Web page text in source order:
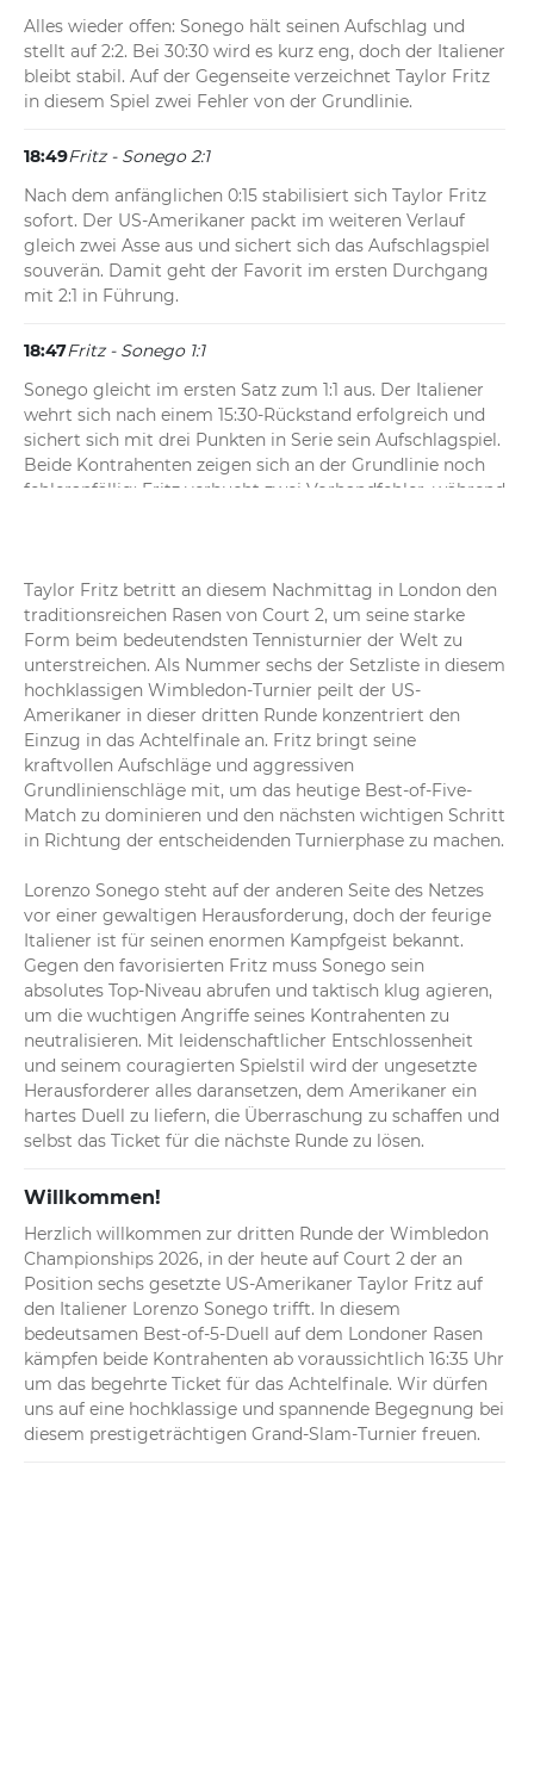
Alles wieder offen: Sonego hält seinen Aufschlag und
stellt auf 2:2. Bei 30:30 wird es kurz eng, doch der Italiener
bleibt stabil. Auf der Gegenseite verzeichnet Taylor Fritz
in diesem Spiel zwei Fehler von der Grundlinie.
18:49Fritz - Sonego 2:1
Nach dem anfänglichen 0:15 stabilisiert sich Taylor Fritz
sofort. Der US-Amerikaner packt im weiteren Verlauf
gleich zwei Asse aus und sichert sich das Aufschlagspiel
souverän. Damit geht der Favorit im ersten Durchgang
mit 2:1 in Führung.
18:47Fritz - Sonego 1:1
Sonego gleicht im ersten Satz zum 1:1 aus. Der Italiener
wehrt sich nach einem 15:30-Rückstand erfolgreich und
sichert sich mit drei Punkten in Serie sein Aufschlagspiel.
Beide Kontrahenten zeigen sich an der Grundlinie noch
fehleranfällig: Fritz verbucht zwei Vorhandfehler, während
18:43Fritz - Sonego 1:0
Erfolgreicher Auftakt für Taylor Fritz. Zwar schnappt sich
der Italiener den allerersten Ballwechsel, doch der an
Position sechs gesetzte US-Amerikaner antwortet
prompt mit vier Punkten in Folge. Darunter ist auch
direkt ein Ass, das ihm das Aufschlagspiel zum 1:0 sichert.
Taylor Fritz betritt an diesem Nachmittag in London den
traditionsreichen Rasen von Court 2, um seine starke
Form beim bedeutendsten Tennisturnier der Welt zu
unterstreichen. Als Nummer sechs der Setzliste in diesem
hochklassigen Wimbledon-Turnier peilt der US-
Amerikaner in dieser dritten Runde konzentriert den
Einzug in das Achtelfinale an. Fritz bringt seine
kraftvollen Aufschläge und aggressiven
Grundlinienschläge mit, um das heutige Best-of-Five-
Match zu dominieren und den nächsten wichtigen Schritt
in Richtung der entscheidenden Turnierphase zu machen.
Lorenzo Sonego steht auf der anderen Seite des Netzes
vor einer gewaltigen Herausforderung, doch der feurige
Italiener ist für seinen enormen Kampfgeist bekannt.
Gegen den favorisierten Fritz muss Sonego sein
absolutes Top-Niveau abrufen und taktisch klug agieren,
um die wuchtigen Angriffe seines Kontrahenten zu
neutralisieren. Mit leidenschaftlicher Entschlossenheit
und seinem couragierten Spielstil wird der ungesetzte
Herausforderer alles daransetzen, dem Amerikaner ein
hartes Duell zu liefern, die Überraschung zu schaffen und
selbst das Ticket für die nächste Runde zu lösen.
Willkommen!
Herzlich willkommen zur dritten Runde der Wimbledon
Championships 2026, in der heute auf Court 2 der an
Position sechs gesetzte US-Amerikaner Taylor Fritz auf
den Italiener Lorenzo Sonego trifft. In diesem
bedeutsamen Best-of-5-Duell auf dem Londoner Rasen
kämpfen beide Kontrahenten ab voraussichtlich 16:35 Uhr
um das begehrte Ticket für das Achtelfinale. Wir dürfen
uns auf eine hochklassige und spannende Begegnung bei
diesem prestigeträchtigen Grand-Slam-Turnier freuen.